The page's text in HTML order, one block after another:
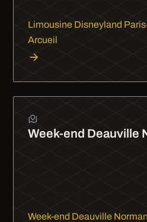
Limousine Disneyland
Arcueil
Week-end Deauville
Deauville en limousine,
Week-end Deauville